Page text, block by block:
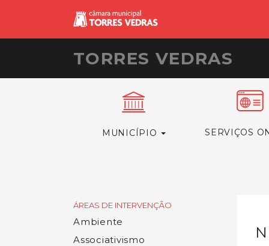
TORRES VEDRAS
MUNICÍPIO SERVIÇOS
ÁREAS DE INTERVENÇÃO
Ambiente
Associativismo